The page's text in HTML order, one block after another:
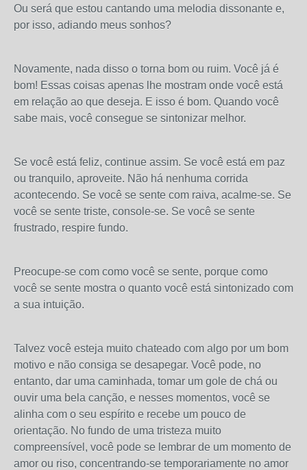
Ou será que estou cantando uma melodia dissonante e,
por isso, adiando meus sonhos?
Novamente, nada disso o torna bom ou ruim. Você já é
bom! Essas coisas apenas lhe mostram onde você está
em relação ao que deseja. E isso é bom. Quando você
sabe mais, você consegue se sintonizar melhor.
Se você está feliz, continue assim. Se você está em paz
ou tranquilo, aproveite. Não há nenhuma corrida
acontecendo. Se você se sente com raiva, acalme-se. Se
você se sente triste, console-se. Se você se sente
frustrado, respire fundo.
Preocupe-se com como você se sente, porque como
você se sente mostra o quanto você está sintonizado com
a sua intuição.
Talvez você esteja muito chateado com algo por um bom
motivo e não consiga se desapegar. Você pode, no
entanto, dar uma caminhada, tomar um gole de chá ou
ouvir uma bela canção, e nesses momentos, você se
alinha com o seu espírito e recebe um pouco de
orientação. No fundo de uma tristeza muito
compreensível, você pode se lembrar de um momento de
amor ou riso, concentrando-se temporariamente no amor